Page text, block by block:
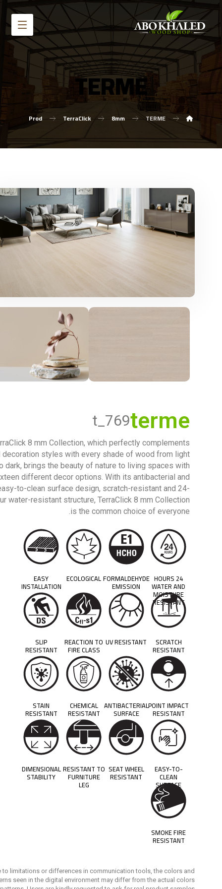
TERME
Prod TerraClick 8mm TERME
terme
t_769
8 mm Collection, which perfectly complements
decoration styles with every shade of wood from light
dark, brings the beauty of nature to living spaces with
different decor options. With its antibacterial and
to-clean surface design, scratch-resistant and 24-
water-resistant structure, TerraClick 8 mm Collection
is the common choice of everyone.
24 HOURS
WATER AND
MOISTURE
RESISTANT
FORMALDEHYDE
EMISSION
ECOLOGICAL
EASY
INSTALLATION
SCRATCH
RESISTANT
UV RESISTANT
REACTION TO
FIRE CLASS
SLIP
RESISTANT
POINT IMPACT
RESISTANT
ANTIBACTERIAL
SURFACE
CHEMICAL
RESISTANT
STAIN
RESISTANT
EASY-TO-
CLEAN
SURFACE
SEAT WHEEL
RESISTANT
RESISTANT TO
FURNITURE
LEG
DIMENSIONAL
STABILITY
SMOKE FIRE
RESISTANT
to limitations or differences in communication tools, the colors and
seen in the digital environment may differ from the actual colors